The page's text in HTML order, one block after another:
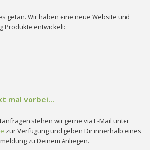
getan. Wir haben eine neue Website und
Produkte entwickelt:
mal vorbei...
stehen wir gerne via E-Mail unter
zur Verfügung und geben Dir innerhalb eines
zu Deinem Anliegen.